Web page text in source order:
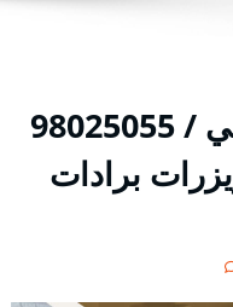
تصليح ثلاجات جابر العلي / 98025055
برادات